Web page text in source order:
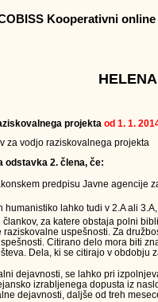
Kooperativni
projekta od 1. 1.
za vodjo raziskovalnega projekta
odstavka 2. člena, če:
predpisu Javne agencije
lahko tudi v 2.A ali
za katere obstaja polni
uspešnosti. Za
Citirano delo mora biti
Dela, ki se citirajo v obdobju
dejavnosti, se lahko pri
izrabljenega dopusta iz
dejavnosti, daljše od treh